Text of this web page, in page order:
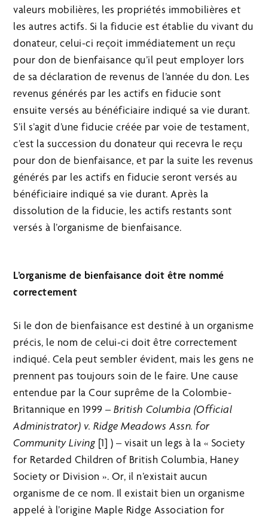
valeurs mobilières, les propriétés immobilières et
les autres actifs. Si la fiducie est établie du vivant du
donateur, celui-ci reçoit immédiatement un reçu
pour don de bienfaisance qu’il peut employer lors
de sa déclaration de revenus de l’année du don. Les
revenus générés par les actifs en fiducie sont
ensuite versés au bénéficiaire indiqué sa vie durant.
S’il s’agit d’une fiducie créée par voie de testament,
c’est la succession du donateur qui recevra le reçu
pour don de bienfaisance, et par la suite les revenus
générés par les actifs en fiducie seront versés au
bénéficiaire indiqué sa vie durant. Après la
dissolution de la fiducie, les actifs restants sont
versés à l’organisme de bienfaisance.
L’organisme de bienfaisance doit être nommé
correctement
Si le don de bienfaisance est destiné à un organisme
précis, le nom de celui-ci doit être correctement
indiqué. Cela peut sembler évident, mais les gens ne
prennent pas toujours soin de le faire. Une cause
entendue par la Cour suprême de la Colombie-
Britannique en 1999 –British Columbia (Official
Administrator) v. Ridge Meadows Assn. for
Community Living [1] ) – visait un legs à la « Society
for Retarded Children of British Columbia, Haney
Society or Division ». Or, il n’existait aucun
organisme de ce nom. Il existait bien un organisme
appelé à l’origine Maple Ridge Association for